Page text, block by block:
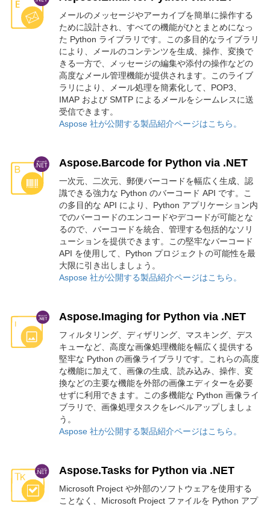
メールのメッセージやアーカイブを簡単に操作する
ために設計され、すべての機能がひとまとめになっ
た Python ライブラリです。この多目的なライブラリ
により、メールのコンテンツを生成、操作、変換で
きる一方で、メッセージの編集や添付の操作などの
高度なメール管理機能が提供されます。このライブ
ラリにより、メール処理を簡素化して、POP3、
IMAP および SMTP によるメールをシームレスに送
受信できます。
Aspose 社が公開する製品紹介ページはこちら。
Aspose.Barcode for Python via .NET
一次元、二次元、郵便バーコードを幅広く生成、認
識できる強力な Python のバーコード API です。こ
の多目的な API により、Python アプリケーション内
でのバーコードのエンコードやデコードが可能とな
るので、バーコードを統合、管理する包括的なソリ
ューションを提供できます。この堅牢なバーコード
API を使用して、Python プロジェクトの可能性を最
大限に引き出しましょう。
Aspose 社が公開する製品紹介ページはこちら。
Aspose.Imaging for Python via .NET
フィルタリング、ディザリング、マスキング、デス
キューなど、高度な画像処理機能を幅広く提供する
堅牢な Python の画像ライブラリです。これらの高度
な機能に加えて、画像の生成、読み込み、操作、変
換などの主要な機能を外部の画像エディターを必要
せずに利用できます。この多機能な Python 画像ライ
ブラリで、画像処理タスクをレベルアップしましょ
う。
Aspose 社が公開する製品紹介ページはこちら。
Aspose.Tasks for Python via .NET
Microsoft Project や外部のソフトウェアを使用する
ことなく、Microsoft Project ファイルを Python アプ